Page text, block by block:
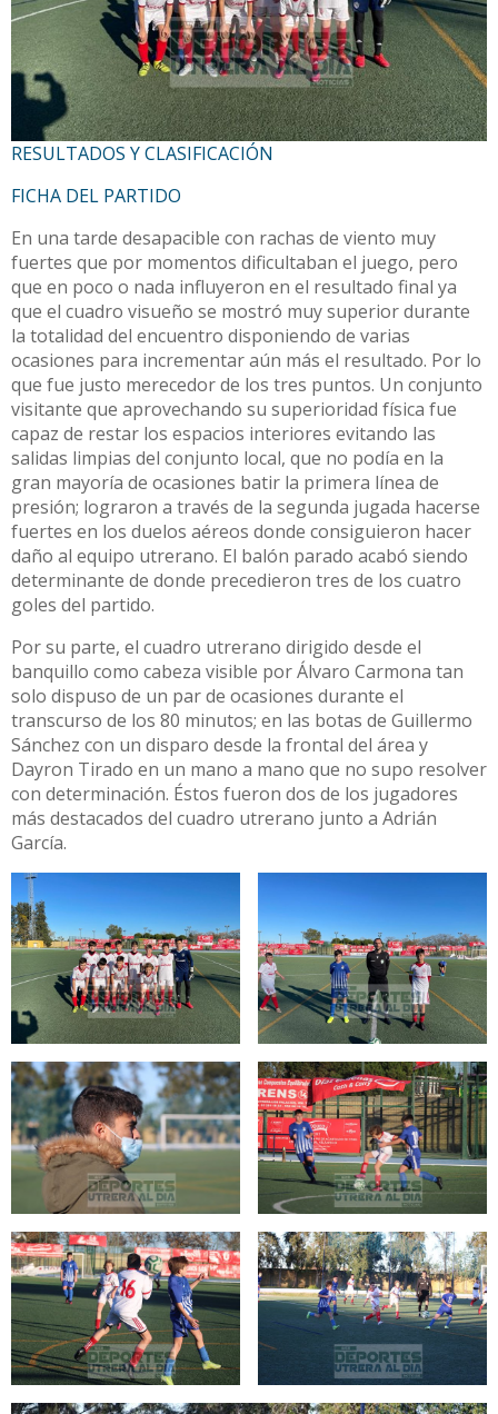
RESULTADOS Y CLASIFICACIÓN
FICHA DEL PARTIDO
En una tarde desapacible con rachas de viento muy
fuertes que por momentos dificultaban el juego, pero
que en poco o nada influyeron en el resultado final ya
que el cuadro visueño se mostró muy superior durante
la totalidad del encuentro disponiendo de varias
ocasiones para incrementar aún más el resultado. Por lo
que fue justo merecedor de los tres puntos. Un conjunto
visitante que aprovechando su superioridad física fue
capaz de restar los espacios interiores evitando las
salidas limpias del conjunto local, que no podía en la
gran mayoría de ocasiones batir la primera línea de
presión; lograron a través de la segunda jugada hacerse
fuertes en los duelos aéreos donde consiguieron hacer
daño al equipo utrerano. El balón parado acabó siendo
determinante de donde precedieron tres de los cuatro
goles del partido.
Por su parte, el cuadro utrerano dirigido desde el
banquillo como cabeza visible por Álvaro Carmona tan
solo dispuso de un par de ocasiones durante el
transcurso de los 80 minutos; en las botas de Guillermo
Sánchez con un disparo desde la frontal del área y
Dayron Tirado en un mano a mano que no supo resolver
con determinación. Éstos fueron dos de los jugadores
más destacados del cuadro utrerano junto a Adrián
García.